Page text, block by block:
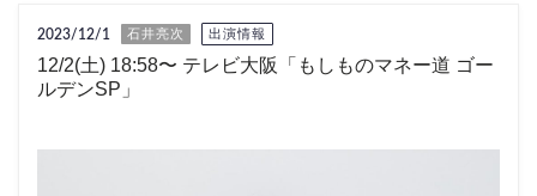
2023/12/1 石井亮次 出演情報
12/2(土) 18:58〜 テレビ大阪「もしものマネー道 ゴー
ルデンSP」